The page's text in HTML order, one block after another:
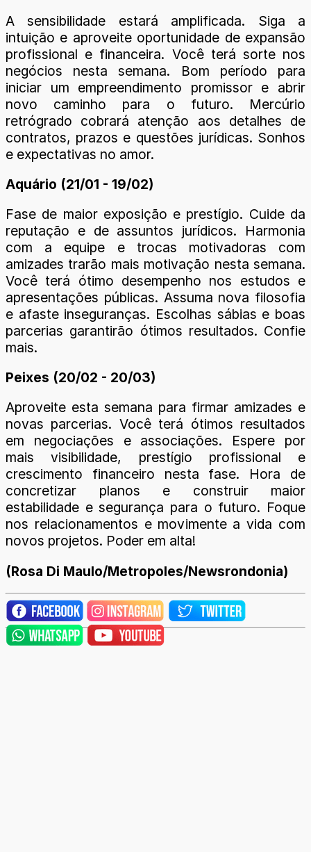
A sensibilidade estará amplificada. Siga a
intuição e aproveite oportunidade de expansão
profissional e financeira. Você terá sorte nos
negócios nesta semana. Bom período para
iniciar um empreendimento promissor e abrir
novo caminho para o futuro. Mercúrio
retrógrado cobrará atenção aos detalhes de
contratos, prazos e questões jurídicas. Sonhos
e expectativas no amor.
Aquário (21/01 - 19/02)
Fase de maior exposição e prestígio. Cuide da
reputação e de assuntos jurídicos. Harmonia
com a equipe e trocas motivadoras com
amizades trarão mais motivação nesta semana.
Você terá ótimo desempenho nos estudos e
apresentações públicas. Assuma nova filosofia
e afaste inseguranças. Escolhas sábias e boas
parcerias garantirão ótimos resultados. Confie
mais.
Peixes (20/02 - 20/03)
Aproveite esta semana para firmar amizades e
novas parcerias. Você terá ótimos resultados
em negociações e associações. Espere por
mais visibilidade, prestígio profissional e
crescimento financeiro nesta fase. Hora de
concretizar planos e construir maior
estabilidade e segurança para o futuro. Foque
nos relacionamentos e movimente a vida com
novos projetos. Poder em alta!
(Rosa Di Maulo/Metropoles/Newsrondonia)